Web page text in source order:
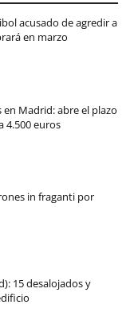
acusado de agredir a
en marzo
Madrid: abre el plazo
4.500 euros
in fraganti por
15 desalojados y